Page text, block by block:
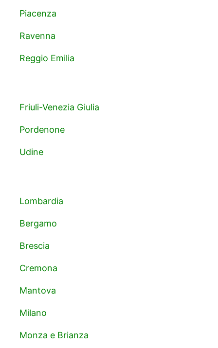
Piacenza
Ravenna
Reggio Emilia
Friuli-Venezia Giulia
Pordenone
Udine
Lombardia
Bergamo
Brescia
Cremona
Mantova
Milano
Monza e Brianza